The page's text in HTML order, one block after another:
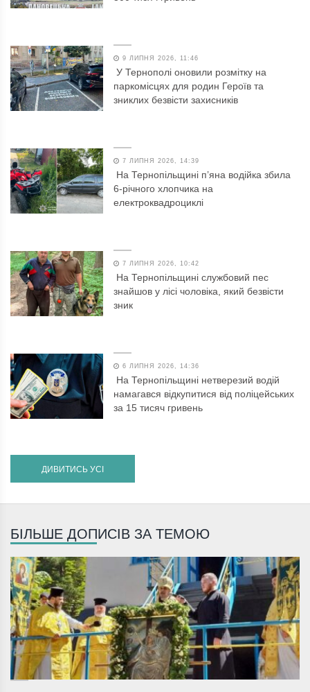
9 ЛИПНЯ 2026, 11:46
У Тернополі оновили розмітку на
паркомісцях для родин Героїв та
зниклих безвісти захисників
7 ЛИПНЯ 2026, 14:39
На Тернопільщині п’яна водійка збила
6-річного хлопчика на
електроквадроциклі
7 ЛИПНЯ 2026, 10:42
На Тернопільщині службовий пес
знайшов у лісі чоловіка, який безвісти
зник
6 ЛИПНЯ 2026, 14:36
На Тернопільщині нетверезий водій
намагався відкупитися від поліцейських
за 15 тисяч гривень
ДИВИТИСЬ УСІ
БІЛЬШЕ ДОПИСІВ ЗА ТЕМОЮ